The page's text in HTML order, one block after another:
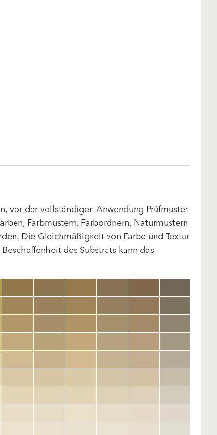
vor der vollständigen Anwendung Prüfmuster
Farbmustern, Farbordnern, Naturmustern
Die Gleichmäßigkeit von Farbe und Textur
des Substrats kann das
clear